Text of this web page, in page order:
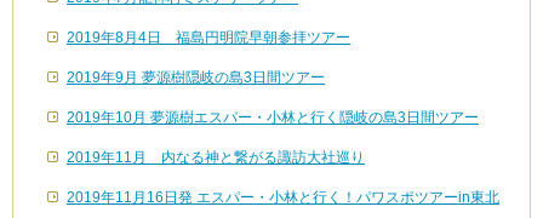
2019年8月4日 福島円明院早朝参拝ツアー
2019年9月 夢源樹隠岐の島3日間ツアー
2019年10月 夢源樹エスパー・小林と行く隠岐の島3日間ツアー
2019年11月 内なる神と繋がる諏訪大社巡り
2019年11月16日発 エスパー・小林と行く！パワスポツアーin東北